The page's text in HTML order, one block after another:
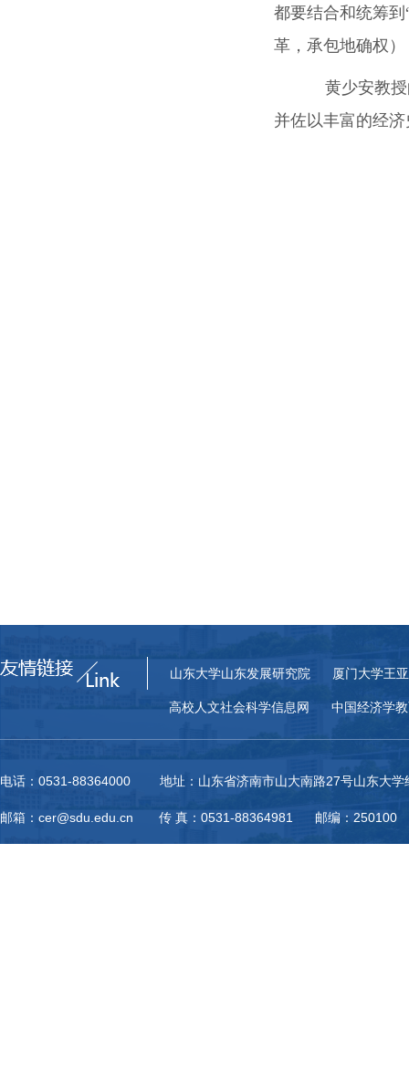
都要结合和统筹
革，承包地确权
黄少安教授
并佐以丰富的经
山东大学山东发展研究院 厦门大学王
高校人文社会科学信息网 中国经济学
电话：0531-88364000 地址：山东省济南市山大南路27号山东大学
邮箱：cer@sdu.edu.cn 传 真：0531-88364981 邮编：250100